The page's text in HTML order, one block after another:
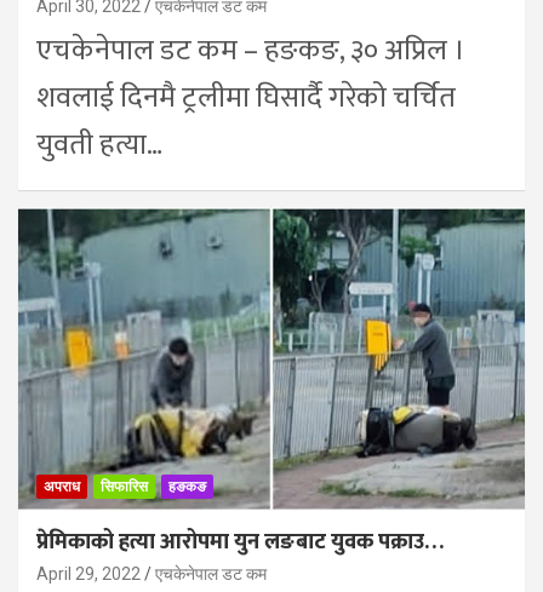
April 30, 2022 एचकेनेपाल डट कम
एचकेनेपाल डट कम – हङकङ, ३० अप्रिल ।
शवलाई दिनमै ट्रलीमा घिसार्दै गरेको चर्चित
युवती हत्या…
अपराध सिफारिस हङकङ
प्रेमिकाको हत्या आरोपमा युन लङबाट युवक पक्राउ…
April 29, 2022 एचकेनेपाल डट कम